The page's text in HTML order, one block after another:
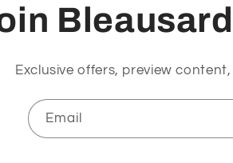
Exclusive offers, preview
Email